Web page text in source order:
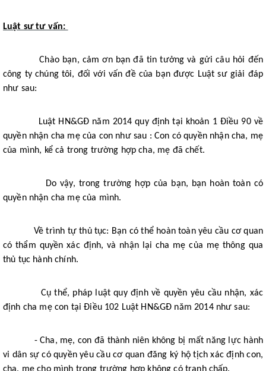
Luật sư tư vấn:
Chào bạn, cảm ơn bạn đã tin tưởng và gửi câu hỏi đến
công ty chúng tôi, đối với vấn đề của bạn được Luật sư giải đáp
như sau:
Luật HN&GĐ năm 2014 quy định tại khoản 1 Điều 90 về
quyền nhận cha mẹ của con như sau : Con có quyền nhận cha, mẹ
của mình, kể cả trong trường hợp cha, mẹ đã chết.
Do vậy, trong trường hợp của bạn, bạn hoàn toàn có
quyền nhận cha mẹ của mình.
Về trình tự thủ tục: Bạn có thể hoàn toàn yêu cầu cơ quan
có thẩm quyền xác định, và nhận lại cha mẹ của mẹ thông qua
thủ tục hành chính.
Cụ thể, pháp luật quy định về quyền yêu cầu nhận, xác
định cha mẹ con tại Điều 102 Luật HN&GĐ năm 2014 như sau:
- Cha, mẹ, con đã thành niên không bị mất năng lực hành
vi dân sự có quyền yêu cầu cơ quan đăng ký hộ tịch xác định con,